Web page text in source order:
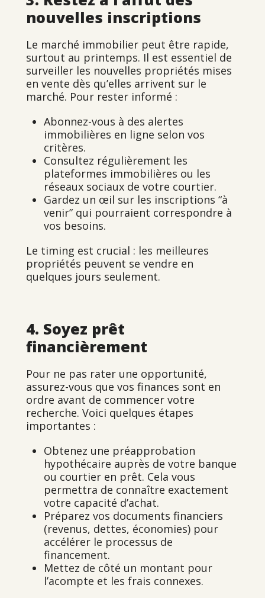
nouvelles inscriptions
Le marché immobilier peut être rapide,
surtout au printemps. Il est essentiel de
surveiller les nouvelles propriétés mises
en vente dès qu’elles arrivent sur le
marché. Pour rester informé :
Abonnez-vous à des alertes
immobilières en ligne selon vos
critères.
Consultez régulièrement les
plateformes immobilières ou les
réseaux sociaux de votre courtier.
Gardez un œil sur les inscriptions “à
venir” qui pourraient correspondre à
vos besoins.
Le timing est crucial : les meilleures
propriétés peuvent se vendre en
quelques jours seulement.
4. Soyez prêt
financièrement
Pour ne pas rater une opportunité,
assurez-vous que vos finances sont en
ordre avant de commencer votre
recherche. Voici quelques étapes
importantes :
Obtenez une préapprobation
hypothécaire auprès de votre banque
ou courtier en prêt. Cela vous
permettra de connaître exactement
votre capacité d’achat.
Préparez vos documents financiers
(revenus, dettes, économies) pour
accélérer le processus de
financement.
Mettez de côté un montant pour
l’acompte et les frais connexes.